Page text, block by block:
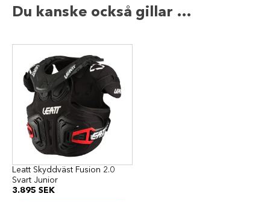
Du kanske också gillar …
Leatt Skyddväst Fusion 2.0
Svart Junior
3.895 SEK
produkten
har
flera
varianter.
olika
alternativen
väljas
produktsidan